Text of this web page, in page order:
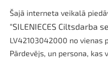
Šajā interneta veikalā
"SILENIECES Ciltsdarba
LV42103042000 no vienas
Pārdevējs, un persona,